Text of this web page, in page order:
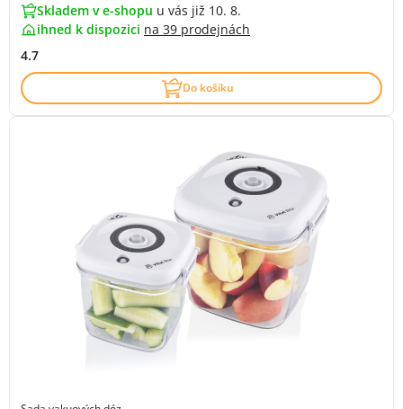
Skladem v e-shopu u vás již 10. 8.
ihned k dispozici na 39 prodejnách
4.7
Do košíku